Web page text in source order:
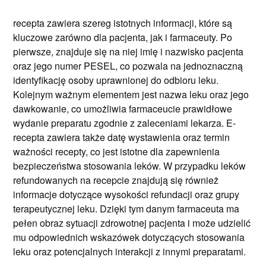
recepta zawiera szereg istotnych informacji, które są
kluczowe zarówno dla pacjenta, jak i farmaceuty. Po
pierwsze, znajduje się na niej imię i nazwisko pacjenta
oraz jego numer PESEL, co pozwala na jednoznaczną
identyfikację osoby uprawnionej do odbioru leku.
Kolejnym ważnym elementem jest nazwa leku oraz jego
dawkowanie, co umożliwia farmaceucie prawidłowe
wydanie preparatu zgodnie z zaleceniami lekarza. E-
recepta zawiera także datę wystawienia oraz termin
ważności recepty, co jest istotne dla zapewnienia
bezpieczeństwa stosowania leków. W przypadku leków
refundowanych na recepcie znajdują się również
informacje dotyczące wysokości refundacji oraz grupy
terapeutycznej leku. Dzięki tym danym farmaceuta ma
pełen obraz sytuacji zdrowotnej pacjenta i może udzielić
mu odpowiednich wskazówek dotyczących stosowania
leku oraz potencjalnych interakcji z innymi preparatami.